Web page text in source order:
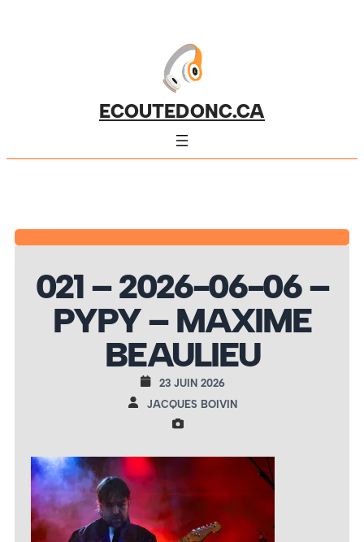
ECOUTEDONC.CA
021 – 2026-06-06 –
PYPY – MAXIME
BEAULIEU
23 JUIN 2026
JACQUES BOIVIN